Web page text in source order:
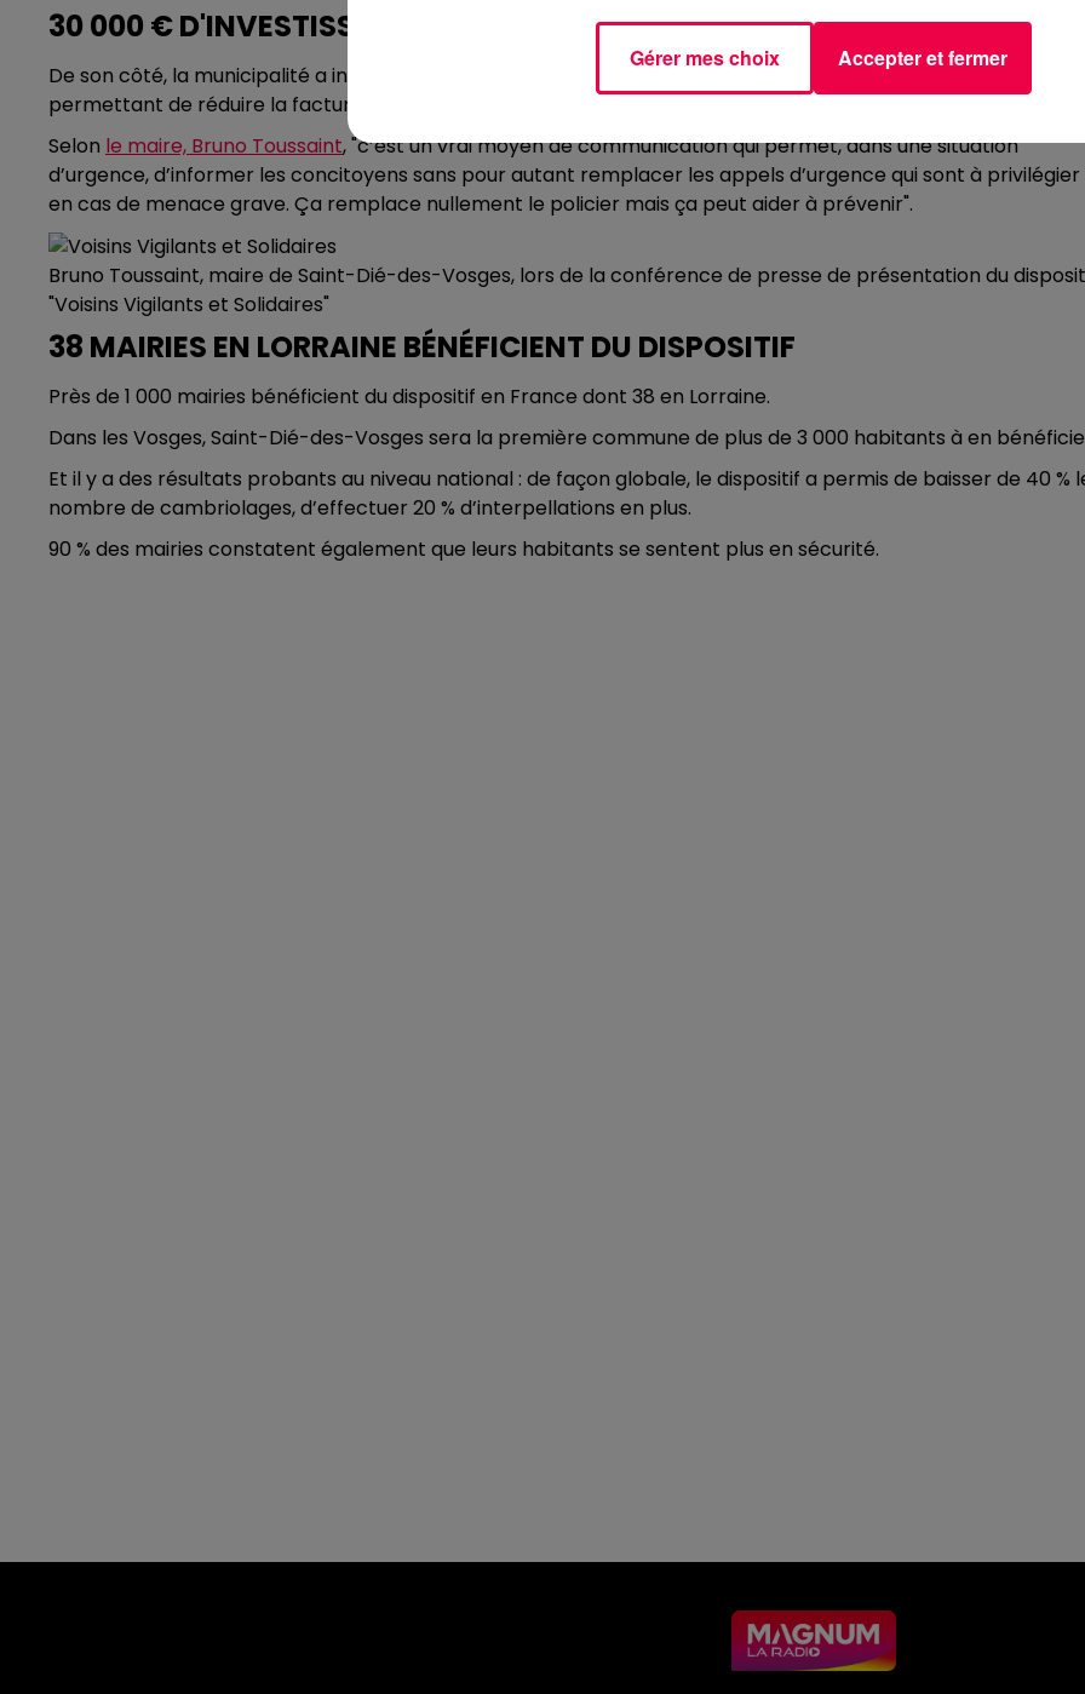
30 000 € D'INVESTISSEMENTS
De son côté, la municipalité a investi 30 000 € pour une période de trois ans, en bénéficiant de subventions
permettant de réduire la facture annuelle à 5 000 €.
Selon le maire, Bruno Toussaint, "c’est un vrai moyen de communication qui permet, dans une situation
d’urgence, d’informer les concitoyens sans pour autant remplacer les appels d’urgence qui sont à privilégier
en cas de menace grave. Ça remplace nullement le policier mais ça peut aider à prévenir".
Bruno Toussaint, maire de Saint-Dié-des-Vosges, lors de la conférence de presse de présentation du
"Voisins Vigilants et Solidaires"
38 MAIRIES EN LORRAINE BÉNÉFICIENT DU DISPOSITIF
Près de 1 000 mairies bénéficient du dispositif en France dont 38 en Lorraine.
Dans les Vosges, Saint-Dié-des-Vosges sera la première commune de plus de 3 000 habitants à en
Et il y a des résultats probants au niveau national : de façon globale, le dispositif a permis de baisser de 40 %
nombre de cambriolages, d’effectuer 20 % d’interpellations en plus.
90 % des mairies constatent également que leurs habitants se sentent plus en sécurité.
Gérer mes choix Accepter et fermer